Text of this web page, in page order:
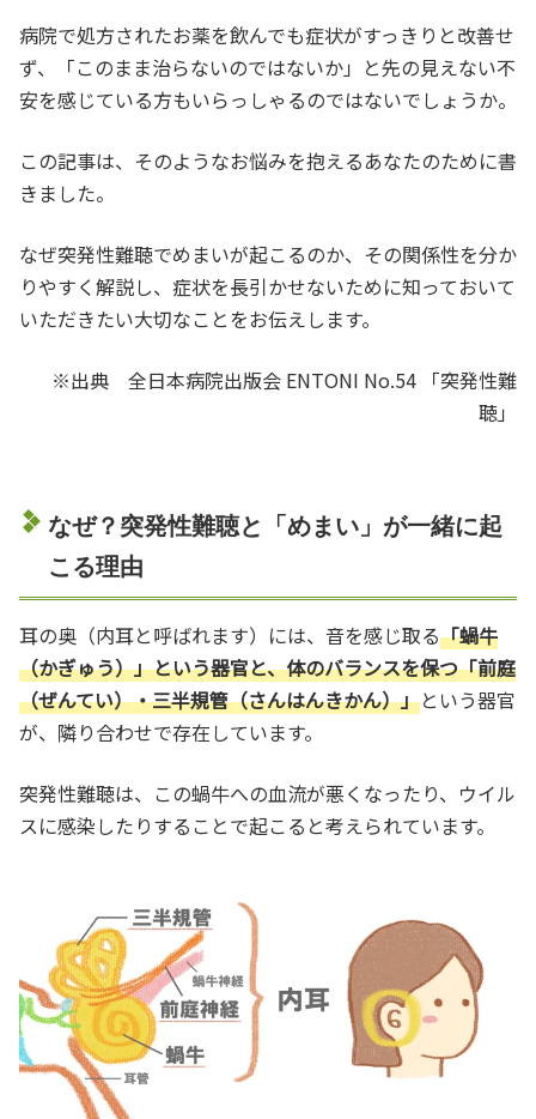
病院で処方されたお薬を飲んでも症状がすっきりと改善せ
ず、「このまま治らないのではないか」と先の見えない不
安を感じている方もいらっしゃるのではないでしょうか。
この記事は、そのようなお悩みを抱えるあなたのために書
きました。
なぜ突発性難聴でめまいが起こるのか、その関係性を分か
りやすく解説し、症状を長引かせないために知っておいて
いただきたい大切なことをお伝えします。
※出典 全日本病院出版会 ENTONI No.54 「突発性難
聴」
なぜ？突発性難聴と「めまい」が一緒に起
こる理由
耳の奥（内耳と呼ばれます）には、音を感じ取る「蝸牛
（かぎゅう）」という器官と、体のバランスを保つ「前庭
（ぜんてい）・三半規管（さんはんきかん）」という器官
が、隣り合わせで存在しています。
突発性難聴は、この蝸牛への血流が悪くなったり、ウイル
スに感染したりすることで起こると考えられています。